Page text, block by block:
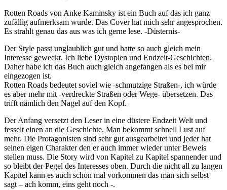
Rotten Roads von Anke Kaminsky ist ein Buch auf das ich ganz
zufällig aufmerksam wurde. Das Cover hat mich sehr angesprochen.
Es strahlt genau das aus was ich gerne lese. -Düsternis-
Der Style passt unglaublich gut und hatte so auch gleich mein
Interesse geweckt. Ich liebe Dystopien und Endzeit-Geschichten.
Daher habe ich das Buch auch gleich angefangen als es bei mir
eingezogen ist.
Rotten Roads bedeutet soviel wie -schmutzige Straßen-, ich würde
es aber mehr mit -verdreckte Straßen oder Wege- übersetzen. Das
trifft nämlich den Nagel auf den Kopf.
Der Anfang versetzt den Leser in eine düstere Endzeit Welt und
fesselt einen an die Geschichte. Man bekommt schnell Lust auf
mehr. Die Protagonisten sind sehr gut ausgearbeitet und jeder hat
seinen eigen Charakter den er auch immer wieder unter Beweis
stellen muss. Die Story wird von Kapitel zu Kapitel spannender und
so bleibt der Pegel des Interesses oben. Durch die nicht all zu langen
Kapitel kann es auch schon mal vorkommen das man sich selbst
sagt – ach komm, eins geht noch -.